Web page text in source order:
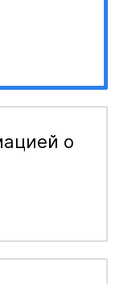
о